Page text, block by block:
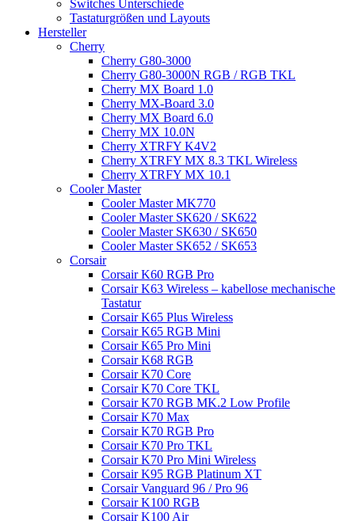
Switches Unterschiede
Tastaturgrößen und Layouts
Hersteller
Cherry
Cherry G80-3000
Cherry G80-3000N RGB / RGB TKL
Cherry MX Board 1.0
Cherry MX-Board 3.0
Cherry MX Board 6.0
Cherry MX 10.0N
Cherry XTRFY K4V2
Cherry XTRFY MX 8.3 TKL Wireless
Cherry XTRFY MX 10.1
Cooler Master
Cooler Master MK770
Cooler Master SK620 / SK622
Cooler Master SK630 / SK650
Cooler Master SK652 / SK653
Corsair
Corsair K60 RGB Pro
Corsair K63 Wireless – kabellose mechanische
Tastatur
Corsair K65 Plus Wireless
Corsair K65 RGB Mini
Corsair K65 Pro Mini
Corsair K68 RGB
Corsair K70 Core
Corsair K70 Core TKL
Corsair K70 RGB MK.2 Low Profile
Corsair K70 Max
Corsair K70 RGB Pro
Corsair K70 Pro TKL
Corsair K70 Pro Mini Wireless
Corsair K95 RGB Platinum XT
Corsair Vanguard 96 / Pro 96
Corsair K100 RGB
Corsair K100 Air